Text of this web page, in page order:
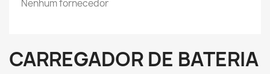
Nenhum fornecedor
CARREGADOR DE BATERIA